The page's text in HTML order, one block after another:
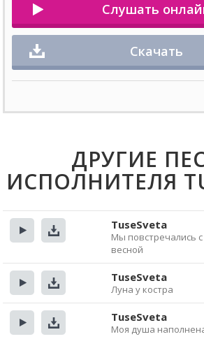
Слушать
Скачать
ДРУГИЕ
ИСПОЛНИТЕЛЯ
TuseSveta
Мы повстречались
весной
Прослушать
Скачать
TuseSveta
Луна у костра
TuseSveta
Моя душа